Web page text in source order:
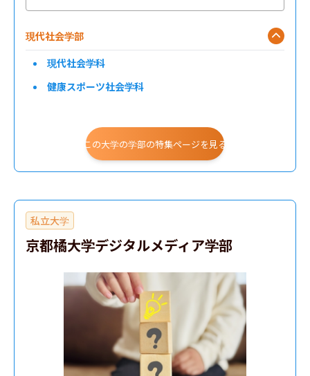
現代社会学部
現代社会学科
健康スポーツ社会学科
この大学の学部の特集ページを見る
私立大学
京都橘大学デジタルメディア学部